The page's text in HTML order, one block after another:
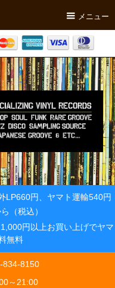
メニュー
LP660円、ヤマト運輸540円
（税込）
円以上お買い上げでヤマ
無料
834-8150
～21:00